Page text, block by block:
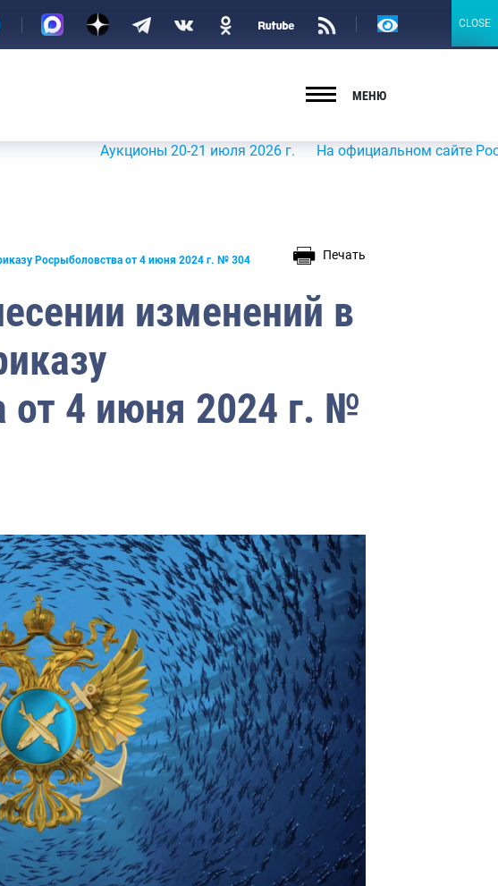
Версия
МЕНЮ
Аукционы 20-21 июля 2026 г. На официальном сайте
Росрыболовства от 4 июня 2024 г. № 304
Печать
изменений в
от 4 июня 2024 г. №
CLOSE
CLOSE